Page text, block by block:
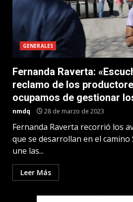
GENERALES
Fernanda Raverta:
reclamo de los
ocupamos de gestionar
nmdq 28 de marzo de 2023
Fernanda Raverta recorrió los
que se desarrollan en el camino
une las...
Leer Más